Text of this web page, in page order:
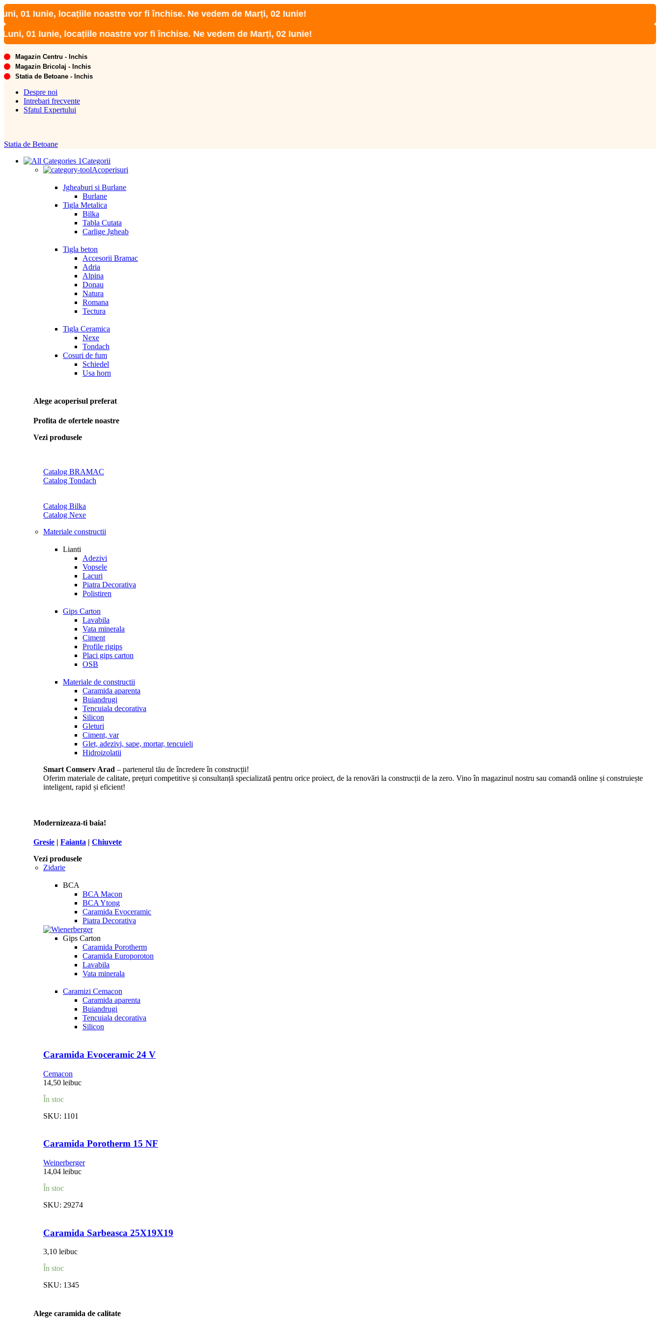
locațiile noastre vor fi închise. Ne vedem de Marți, 02 Iunie!
Iunie, locațiile noastre vor fi închise. Ne vedem de Marți, 02 Iunie!
Magazin Centru - Inchis
Magazin Bricolaj - Inchis
Statia de Betoane - Inchis
Despre noi
Intrebari frecvente
Sfatul Expertului
Statia de Betoane
Categorii
Acoperisuri
Jgheaburi si Burlane
Burlane
Tigla Metalica
Bilka
Tabla Cutata
Carlige Jgheab
Tigla beton
Accesorii Bramac
Adria
Alpina
Donau
Natura
Romana
Tectura
Tigla Ceramica
Nexe
Tondach
Cosuri de fum
Schiedel
Usa horn
Alege acoperisul preferat
Profita de ofertele noastre
Vezi produsele
Catalog BRAMAC
Catalog Tondach
Catalog Bilka
Catalog Nexe
Materiale constructii
Lianti
Adezivi
Vopsele
Lacuri
Piatra Decorativa
Polistiren
Gips Carton
Lavabila
Vata minerala
Ciment
Profile rigips
Placi gips carton
OSB
Materiale de constructii
Caramida aparenta
Buiandrugi
Tencuiala decorativa
Silicon
Gleturi
Ciment, var
Glet, adezivi, sape, mortar, tencuieli
Hidroizolatii
Smart Comserv Arad – partenerul tău de încredere în construcții!
Oferim materiale de calitate, prețuri competitive și consultanță specializată pentru orice proiect, de la renovări la construcții de la zero. Vino în magazinul nostru sau comandă online și construiește
inteligent, rapid și eficient!
Modernizeaza-ti baia!
Gresie | Faianta | Chiuvete
Vezi produsele
Zidarie
BCA
BCA Macon
BCA Ytong
Caramida Evoceramic
Piatra Decorativa
Gips Carton
Caramida Porotherm
Caramida Europoroton
Lavabila
Vata minerala
Caramizi Cemacon
Caramida aparenta
Buiandrugi
Tencuiala decorativa
Silicon
Caramida Evoceramic 24 V
Cemacon
14,50 leibuc
În stoc
SKU: 1101
Caramida Porotherm 15 NF
Weinerberger
14,04 leibuc
În stoc
SKU: 29274
Caramida Sarbeasca 25X19X19
3,10 leibuc
În stoc
SKU: 1345
Alege caramida de calitate